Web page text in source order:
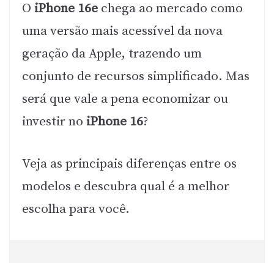
O iPhone 16e chega ao mercado como
uma versão mais acessível da nova
geração da Apple, trazendo um
conjunto de recursos simplificado. Mas
será que vale a pena economizar ou
investir no iPhone 16?
Veja as principais diferenças entre os
modelos e descubra qual é a melhor
escolha para você.